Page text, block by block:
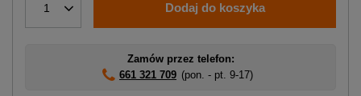
1 Dodaj do koszyka
Zamów przez telefon:
661 321 709 (pon. - pt. 9-17)